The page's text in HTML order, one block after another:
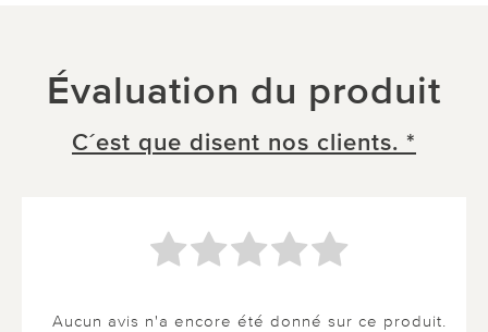
Évaluation du produit
C´est que disent nos clients. *
Aucun avis n'a encore été donné sur ce produit.